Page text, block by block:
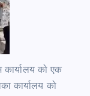
कार्यालय को एक
कार्यालय को